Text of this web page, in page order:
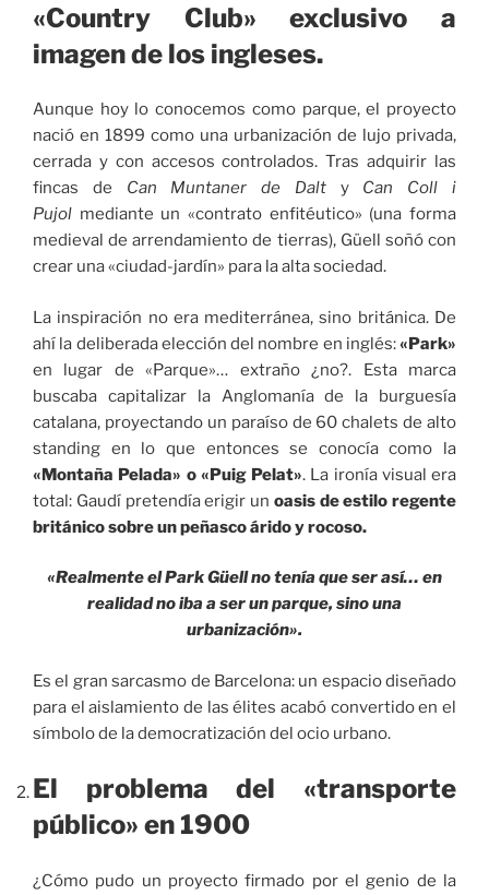
«Country Club» exclusivo a
imagen de los ingleses.
Aunque hoy lo conocemos como parque, el proyecto
nació en 1899 como una urbanización de lujo privada,
cerrada y con accesos controlados. Tras adquirir las
fincas de Can Muntaner de Dalty Can Coll i
Pujol mediante un «contrato enfitéutico» (una forma
medieval de arrendamiento de tierras), Güell soñó con
crear una «ciudad-jardín» para la alta sociedad.
La inspiración no era mediterránea, sino británica. De
ahí la deliberada elección del nombre en inglés:«Park»
en lugar de «Parque»… extraño ¿no?. Esta marca
buscaba capitalizar la Anglomanía de la burguesía
catalana, proyectando un paraíso de 60 chalets de alto
standing en lo que entonces se conocía como la
«Montaña Pelada» o «Puig Pelat». La ironía visual era
total: Gaudí pretendía erigir un oasis de estilo regente
británico sobre un peñasco árido y rocoso.
«Realmente el Park Güell no tenía que ser así… en
realidad no iba a ser un parque, sino una
urbanización».
Es el gran sarcasmo de Barcelona: un espacio diseñado
para el aislamiento de las élites acabó convertido en el
símbolo de la democratización del ocio urbano.
El problema del «transporte
público» en 1900
¿Cómo pudo un proyecto firmado por el genio de la